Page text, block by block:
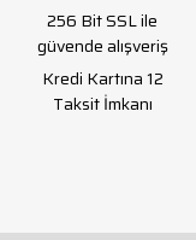
256 Bit SSL ile
güvende alışveriş
Kredi Kartına 12
Taksit İmkanı